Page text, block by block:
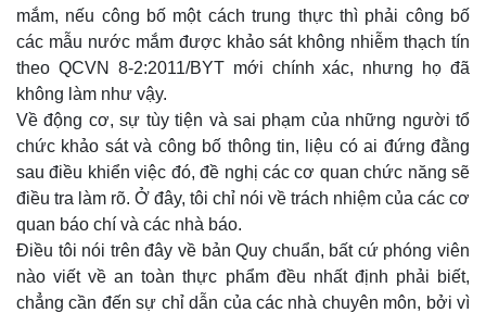
mắm, nếu công bố một cách trung thực thì phải công bố
các mẫu nước mắm được khảo sát không nhiễm thạch tín
theo QCVN 8-2:2011/BYT mới chính xác, nhưng họ đã
không làm như vậy.
Về động cơ, sự tùy tiện và sai phạm của những người tổ
chức khảo sát và công bố thông tin, liệu có ai đứng đằng
sau điều khiển việc đó, đề nghị các cơ quan chức năng sẽ
điều tra làm rõ. Ở đây, tôi chỉ nói về trách nhiệm của các cơ
quan báo chí và các nhà báo.
Điều tôi nói trên đây về bản Quy chuẩn, bất cứ phóng viên
nào viết về an toàn thực phẩm đều nhất định phải biết,
chẳng cần đến sự chỉ dẫn của các nhà chuyên môn, bởi vì